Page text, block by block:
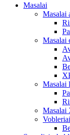
Masalai
Masalai
Masalai
Masalai
Vobleriai